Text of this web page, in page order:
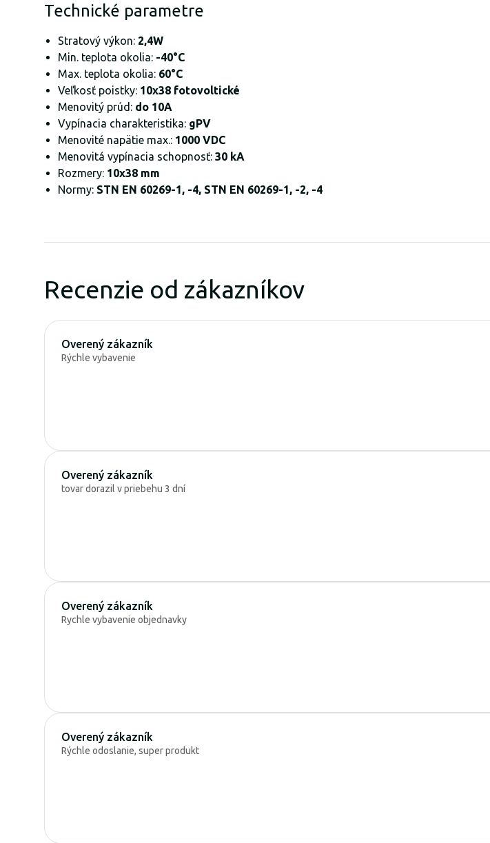
Technické parametre
Stratový výkon: 2,4W
Min. teplota okolia: -40°C
Max. teplota okolia: 60°C
Veľkosť poistky: 10x38 fotovoltické
Menovitý prúd: do 10A
Vypínacia charakteristika: gPV
Menovité napätie max.: 1000 VDC
Menovitá vypínacia schopnosť: 30 kA
Rozmery: 10x38 mm
Normy: STN EN 60269-1, -4, STN EN 60269-1, -2, -4
Recenzie od zákazníkov
Overený zákazník
Rýchle vybavenie
Overený zákazník
tovar dorazil v priebehu 3 dní
Overený zákazník
Rychle vybavenie objednavky
Overený zákazník
Rýchle odoslanie, super produkt